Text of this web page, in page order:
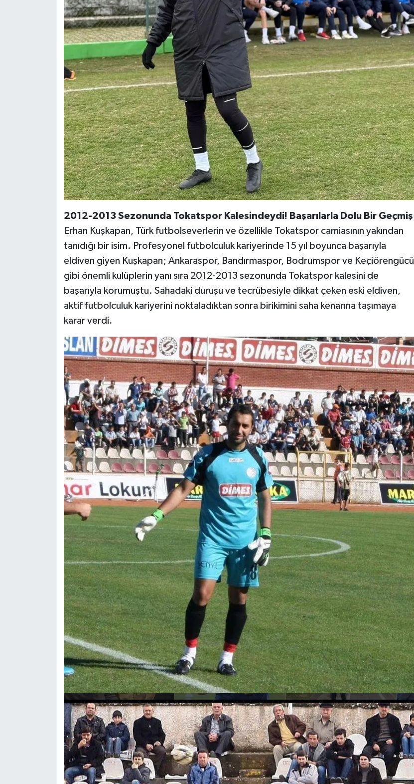
2012-2013 Sezonunda Tokatspor Kalesindeydi! Başarılarla Dolu Bir Geçmiş
Erhan Kuşkapan, Türk futbolseverlerin ve özellikle Tokatspor camiasının yakından
tanıdığı bir isim. Profesyonel futbolculuk kariyerinde 15 yıl boyunca başarıyla
eldiven giyen Kuşkapan; Ankaraspor, Bandırmaspor, Bodrumspor ve Keçiörengücü
gibi önemli kulüplerin yanı sıra 2012-2013 sezonunda Tokatspor kalesini de
başarıyla korumuştu. Sahadaki duruşu ve tecrübesiyle dikkat çeken eski eldiven,
aktif futbolculuk kariyerini noktaladıktan sonra birikimini saha kenarına taşımaya
karar verdi.